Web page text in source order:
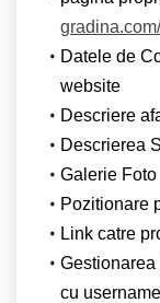
Datele de
website
Descriere
Descrierea
Galerie Foto
Pozitionare
Link catre
Gestionarea
cu